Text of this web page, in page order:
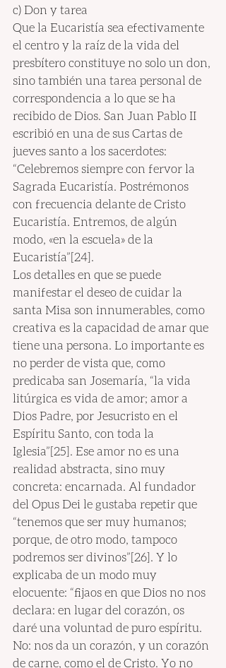
c) Don y tarea
Que la Eucaristía sea efectivamente
el centro y la raíz de la vida del
presbítero constituye no solo un don,
sino también una tarea personal de
correspondencia a lo que se ha
recibido de Dios. San Juan Pablo II
escribió en una de sus Cartas de
jueves santo a los sacerdotes:
“Celebremos siempre con fervor la
Sagrada Eucaristía. Postrémonos
con frecuencia delante de Cristo
Eucaristía. Entremos, de algún
modo, «en la escuela» de la
Eucaristía”[24].
Los detalles en que se puede
manifestar el deseo de cuidar la
santa Misa son innumerables, como
creativa es la capacidad de amar que
tiene una persona. Lo importante es
no perder de vista que, como
predicaba san Josemaría, “la vida
litúrgica es vida de amor; amor a
Dios Padre, por Jesucristo en el
Espíritu Santo, con toda la
Iglesia”[25]. Ese amor no es una
realidad abstracta, sino muy
concreta: encarnada. Al fundador
del Opus Dei le gustaba repetir que
“tenemos que ser muy humanos;
porque, de otro modo, tampoco
podremos ser divinos”[26]. Y lo
explicaba de un modo muy
elocuente: “fijaos en que Dios no nos
declara: en lugar del corazón, os
daré una voluntad de puro espíritu.
No: nos da un corazón, y un corazón
de carne, como el de Cristo. Yo no